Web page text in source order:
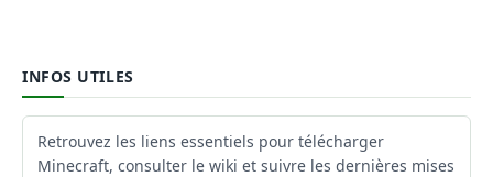
INFOS UTILES
Retrouvez les liens essentiels pour télécharger
Minecraft, consulter le wiki et suivre les dernières mises